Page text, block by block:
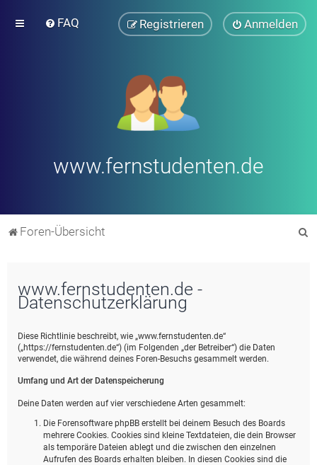
FAQ Anmelden
Registrieren
www.fernstudenten.de
Foren-Übersicht
www.fernstudenten.de -
Datenschutzerklärung
Diese Richtlinie beschreibt, wie „www.fernstudenten.de“
(„https://fernstudenten.de“) (im Folgenden „der Betreiber“) die Daten
verwendet, die während deines Foren-Besuchs gesammelt werden.
Umfang und Art der Datenspeicherung
Deine Daten werden auf vier verschiedene Arten gesammelt:
Die Forensoftware phpBB erstellt bei deinem Besuch des Boards
mehrere Cookies. Cookies sind kleine Textdateien, die dein Browser
als temporäre Dateien ablegt und die zwischen den einzelnen
Aufrufen des Boards erhalten bleiben. In diesen Cookies sind die